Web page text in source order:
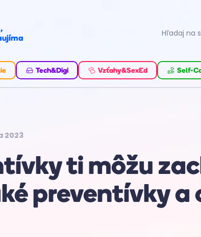
Tech&Digi Vzťahy&SexEd Self-
2023
ti môžu
preventívky a